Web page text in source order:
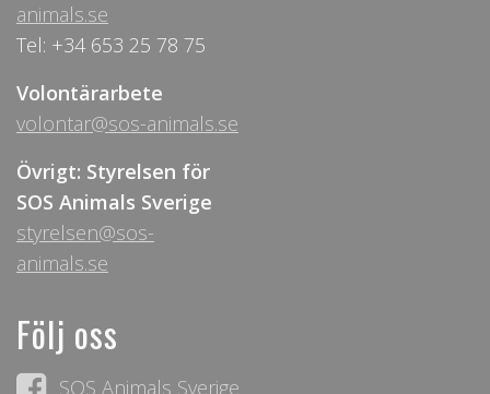
animals.se
Tel: +34 653 25 78 75
Volontärarbete
volontar@sos-animals.se
Övrigt: Styrelsen för
SOS Animals Sverige
styrelsen@sos-
animals.se
Följ oss
SOS Animals Sverige